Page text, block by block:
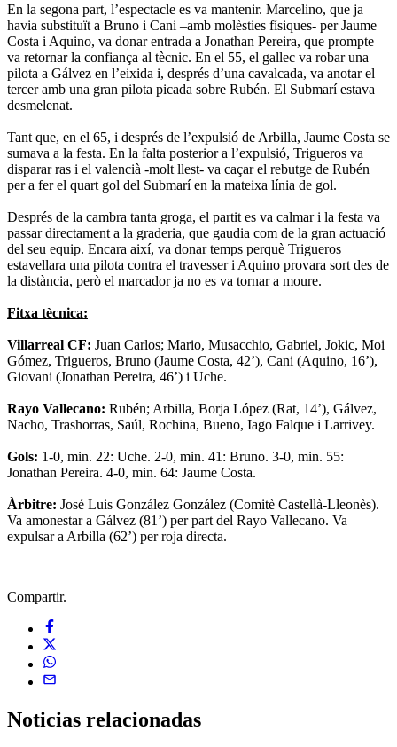
En la segona part, l’espectacle es va mantenir. Marcelino, que ja
havia substituït a Bruno i Cani –amb molèsties físiques- per Jaume
Costa i Aquino, va donar entrada a Jonathan Pereira, que prompte
va retornar la confiança al tècnic. En el 55, el gallec va robar una
pilota a Gálvez en l’eixida i, després d’una cavalcada, va anotar el
tercer amb una gran pilota picada sobre Rubén. El Submarí estava
desmelenat.
Tant que, en el 65, i després de l’expulsió de Arbilla, Jaume Costa se
sumava a la festa. En la falta posterior a l’expulsió, Trigueros va
disparar ras i el valencià -molt llest- va caçar el rebutge de Rubén
per a fer el quart gol del Submarí en la mateixa línia de gol.
Després de la cambra tanta groga, el partit es va calmar i la festa va
passar directament a la graderia, que gaudia com de la gran actuació
del seu equip. Encara així, va donar temps perquè Trigueros
estavellara una pilota contra el travesser i Aquino provara sort des de
la distància, però el marcador ja no es va tornar a moure.
Fitxa tècnica:
Villarreal CF: Juan Carlos; Mario, Musacchio, Gabriel, Jokic, Moi
Gómez, Trigueros, Bruno (Jaume Costa, 42’), Cani (Aquino, 16’),
Giovani (Jonathan Pereira, 46’) i Uche.
Rayo Vallecano: Rubén; Arbilla, Borja López (Rat, 14’), Gálvez,
Nacho, Trashorras, Saúl, Rochina, Bueno, Iago Falque i Larrivey.
Gols: 1-0, min. 22: Uche. 2-0, min. 41: Bruno. 3-0, min. 55:
Jonathan Pereira. 4-0, min. 64: Jaume Costa.
Àrbitre: José Luis González González (Comitè Castellà-Lleonès).
Va amonestar a Gálvez (81’) per part del Rayo Vallecano. Va
expulsar a Arbilla (62’) per roja directa.
Compartir.
Noticias relacionadas